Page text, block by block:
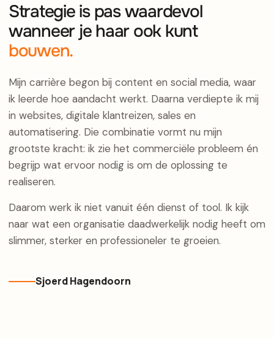
Strategie is pas waardevol
wanneer je haar ook kunt
bouwen.
Mijn carrière begon bij content en social media, waar
ik leerde hoe aandacht werkt. Daarna verdiepte ik mij
in websites, digitale klantreizen, sales en
automatisering. Die combinatie vormt nu mijn
grootste kracht: ik zie het commerciële probleem én
begrijp wat ervoor nodig is om de oplossing te
realiseren.
Daarom werk ik niet vanuit één dienst of tool. Ik kijk
naar wat een organisatie daadwerkelijk nodig heeft om
slimmer, sterker en professioneler te groeien.
Sjoerd Hagendoorn